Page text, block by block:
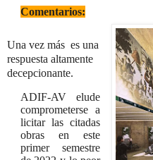
Comentarios:
Una vez más es una
respuesta altamente
decepcionante.
ADIF-AV elude
comprometerse a
licitar las citadas
obras en este
primer semestre